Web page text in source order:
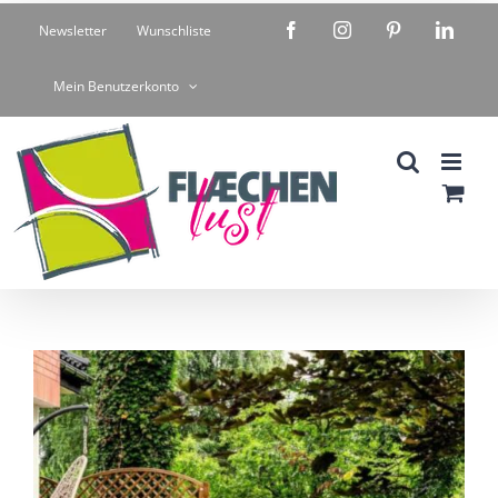
springen
Newsletter Wunschliste
Mein Benutzerkonto
FacebookInstagramPinterest